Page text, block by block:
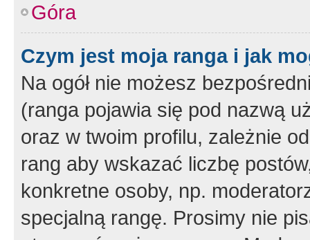
Góra
Czym jest moja ranga i jak
Na ogół nie możesz
(ranga pojawia się pod nazwą
oraz w twoim profilu, zależnie
rang aby wskazać liczbę
konkretne osoby, np.
specjalną rangę. Prosimy nie